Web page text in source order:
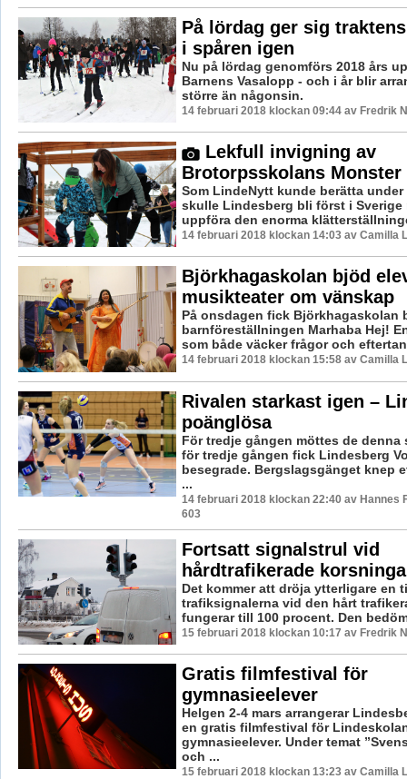
På lördag ger sig
i spåren igen
Nu på lördag genomförs 2018 års
Barnens Vasalopp - och i år blir
större än någonsin.
14 februari 2018 klockan 09:44 av Fredrik
Lekfull invigning av
Brotorpsskolans Monster
Som LindeNytt kunde berätta
skulle Lindesberg bli först i Sverige
uppföra den enorma
14 februari 2018 klockan 14:03 av Camilla
Björkhagaskolan bjöd
musikteater om vänskap
På onsdagen fick Björkhagaskolan
barnföreställningen Marhaba Hej!
som både väcker frågor och
14 februari 2018 klockan 15:58 av Camilla
Rivalen starkast igen –
poänglösa
För tredje gången möttes de denna
för tredje gången fick Lindesberg
besegrade. Bergslagsgänget knep
...
14 februari 2018 klockan 22:40 av Hannes
603
Fortsatt signalstrul vid
hårdtrafikerade
Det kommer att dröja ytterligare en
trafiksignalerna vid den hårt
fungerar till 100 procent. Den
15 februari 2018 klockan 10:17 av Fredrik
Gratis filmfestival för
gymnasieelever
Helgen 2-4 mars arrangerar
en gratis filmfestival för
gymnasieelever. Under temat
och ...
15 februari 2018 klockan 13:23 av Camilla